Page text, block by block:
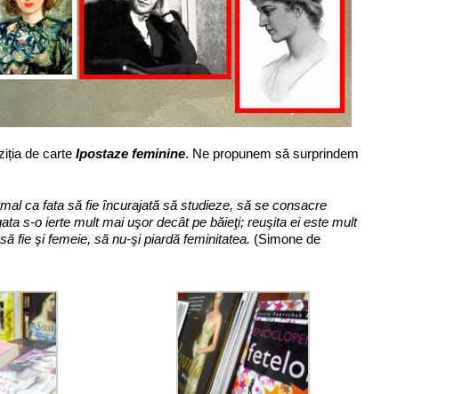
de carteIpostaze feminine. Ne propunem să surprindem
ca fata să fie încurajată să studieze, să se consacre
s-o ierte mult mai uşor decât pe băieţi; reuşita ei este mult
fie şi femeie, să nu-şi piardă feminitatea. (Simone de